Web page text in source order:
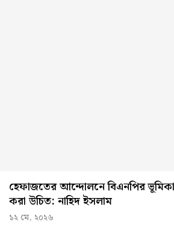
হেফাজতের আন্দোলনে বিএনপির ভূমিকা
করা উচিত: নাহিদ ইসলাম
১২ মে, ২০২৬